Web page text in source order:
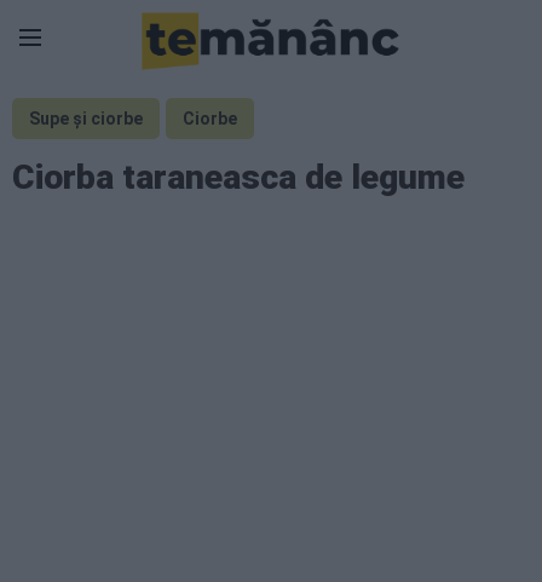
Supe și ciorbe Ciorbe
Ciorba taraneasca de legume